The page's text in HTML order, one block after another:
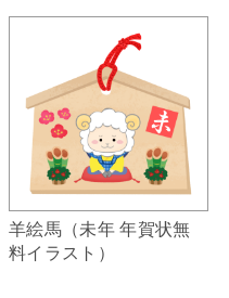
羊絵馬（未年 年賀状無
料イラスト）